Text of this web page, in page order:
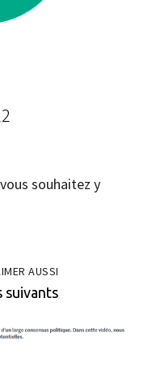
souhaitez y
AUSSI
suivants